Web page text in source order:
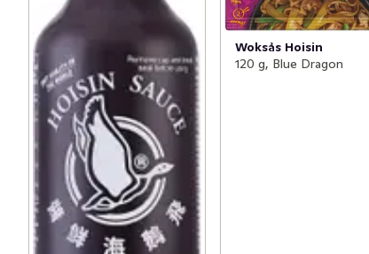
Woksås Hoisin
120 g, Blue Dragon